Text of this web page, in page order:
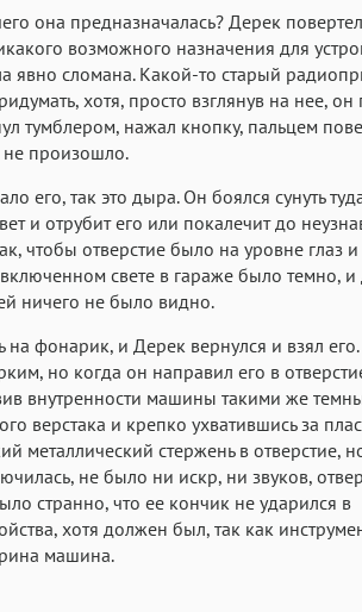
она предназначалась? Дерек
возможного назначения для
явно сломана. Какой-то старый
хотя, просто взглянув на нее, он
тумблером, нажал кнопку, пальцем
не произошло.
его, так это дыра. Он боялся сунуть
и отрубит его или покалечит до
чтобы отверстие было на уровне глаз
свете в гараже было темно,
ничего не было видно.
на фонарик, и Дерек вернулся и взял
но когда он направил его в
внутренности машины такими же
верстака и крепко ухватившись за
металлический стержень в отверстие,
не было ни искр, ни звуков,
странно, что ее кончик не ударился в
хотя должен был, так как
машина.